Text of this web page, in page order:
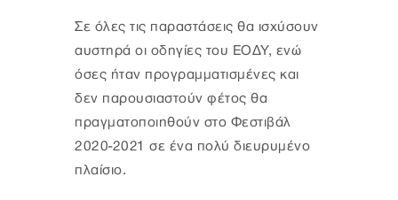
Σε όλες τις παραστάσεις θα ισχύσουν
αυστηρά οι οδηγίες του ΕΟΔΥ, ενώ
όσες ήταν προγραμματισμένες και
δεν παρουσιαστούν φέτος θα
πραγματοποιηθούν στο Φεστιβάλ
2020-2021 σε ένα πολύ διευρυμένο
πλαίσιο.